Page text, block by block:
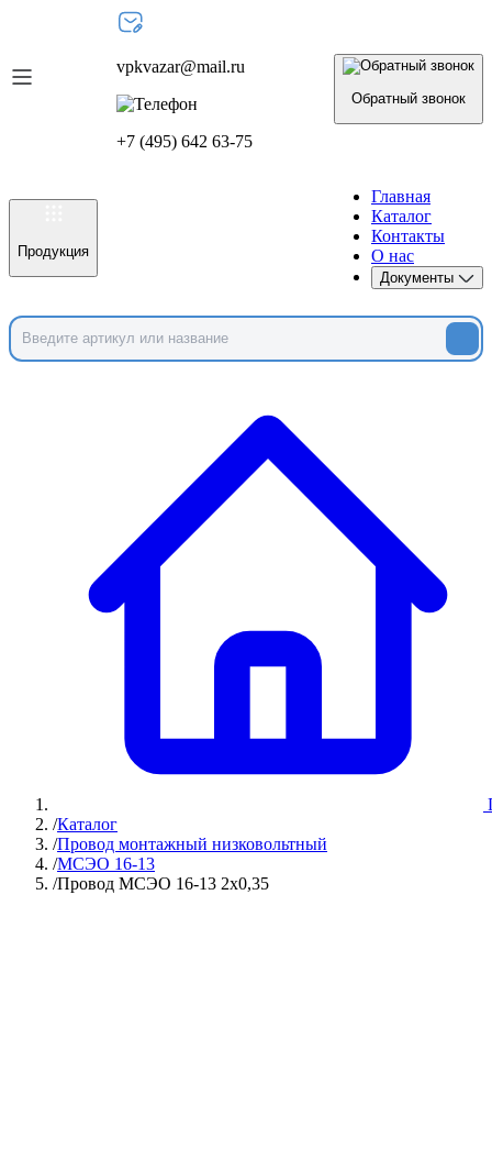
vpkvazar@mail.ru
+7 (495) 642 63-75
Обратный звонок
Продукция
Главная
Каталог
Контакты
О нас
Документы
/Каталог
/Провод монтажный низковольтный
/МСЭО 16-13
/Провод МСЭО 16-13 2х0,35